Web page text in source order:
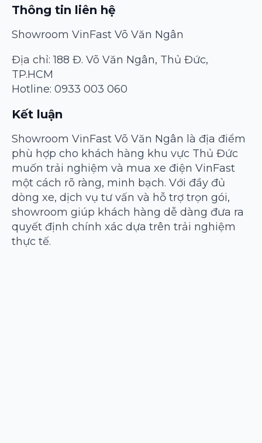
Thông tin liên hệ
Showroom VinFast Võ Văn Ngân
Địa chỉ: 188 Đ. Võ Văn Ngân, Thủ Đức,
TP.HCM
Hotline: 0933 003 060
Kết luận
Showroom VinFast Võ Văn Ngân là địa điểm
phù hợp cho khách hàng khu vực Thủ Đức
muốn trải nghiệm và mua xe điện VinFast
một cách rõ ràng, minh bạch. Với đầy đủ
dòng xe, dịch vụ tư vấn và hỗ trợ trọn gói,
showroom giúp khách hàng dễ dàng đưa ra
quyết định chính xác dựa trên trải nghiệm
thực tế.